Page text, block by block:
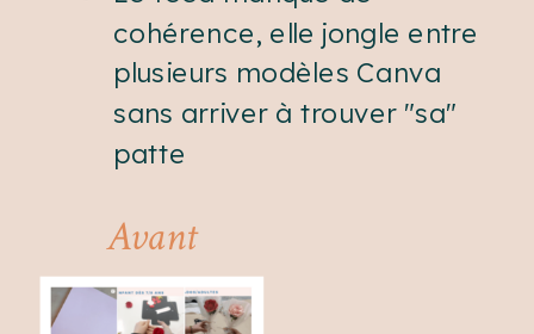
cohérence, elle jongle entre
plusieurs modèles Canva
sans arriver à trouver "sa"
patte
Avant